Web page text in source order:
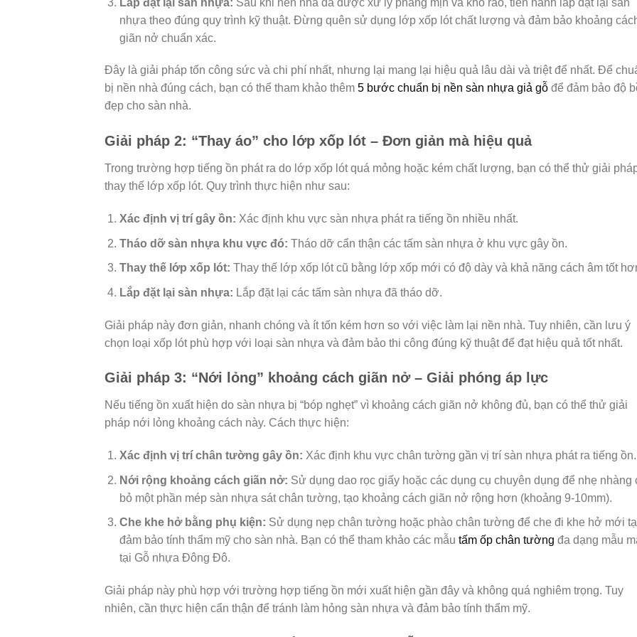
nhựa theo đúng quy trình kỹ thuật. Đừng quên sử dụng lớp xốp lót chất lượng và đảm bảo khoảng
giãn nở chuẩn xác.
Đây là giải pháp tốn công sức và chi phí nhất, nhưng lại mang lại hiệu quả lâu dài và triệt để nhất. Để
bị nền nhà đúng cách, bạn có thể tham khảo thêm 5 bước chuẩn bị nền sàn nhựa giả gỗ để đảm bảo độ
đẹp cho sàn nhà.
Giải pháp 2: “Thay áo” cho lớp xốp lót – Đơn giản mà hiệu quả
Trong trường hợp tiếng ồn phát ra do lớp xốp lót quá mỏng hoặc kém chất lượng, bạn có thể thử giải
thay thế lớp xốp lót. Quy trình thực hiện như sau:
Xác định vị trí gây ồn: Xác định khu vực sàn nhựa phát ra tiếng ồn nhiều nhất.
Tháo dỡ sàn nhựa khu vực đó: Tháo dỡ cẩn thận các tấm sàn nhựa ở khu vực gây ồn.
Thay thế lớp xốp lót: Thay thế lớp xốp lót cũ bằng lớp xốp mới có độ dày và khả năng cách âm tốt
Lắp đặt lại sàn nhựa: Lắp đặt lại các tấm sàn nhựa đã tháo dỡ.
Giải pháp này đơn giản, nhanh chóng và ít tốn kém hơn so với việc làm lại nền nhà. Tuy nhiên, cần lưu ý
chọn loại xốp lót phù hợp với loại sàn nhựa và đảm bảo thi công đúng kỹ thuật để đạt hiệu quả tốt nhất.
Giải pháp 3: “Nới lỏng” khoảng cách giãn nở – Giải phóng áp lực
Nếu tiếng ồn xuất hiện do sàn nhựa bị “bóp nghẹt” vì khoảng cách giãn nở không đủ, bạn có thể thử giải
pháp nới lỏng khoảng cách này. Cách thực hiện:
Xác định vị trí chân tường gây ồn: Xác định khu vực chân tường gần vị trí sàn nhựa phát ra tiếng ồn.
Nới rộng khoảng cách giãn nở: Sử dụng dao rọc giấy hoặc các dụng cụ chuyên dụng để nhẹ nhàng
bỏ một phần mép sàn nhựa sát chân tường, tạo khoảng cách giãn nở rộng hơn (khoảng 9-10mm).
Che khe hở bằng phụ kiện: Sử dụng nẹp chân tường hoặc phào chân tường để che đi khe hở mới
đảm bảo tính thẩm mỹ cho sàn nhà. Bạn có thể tham khảo các mẫu tấm ốp chân tường đa dạng mẫu
tại Gỗ nhựa Đông Đô.
Giải pháp này phù hợp với trường hợp tiếng ồn mới xuất hiện gần đây và không quá nghiêm trọng. Tuy
nhiên, cần thực hiện cẩn thận để tránh làm hỏng sàn nhựa và đảm bảo tính thẩm mỹ.